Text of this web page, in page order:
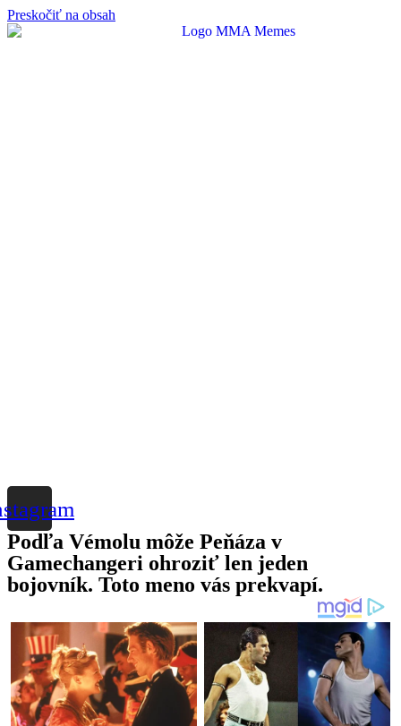
Preskočiť na obsah
Podľa Vémolu môže Peňáza v
Gamechangeri ohroziť len jeden
bojovník. Toto meno vás prekvapí.